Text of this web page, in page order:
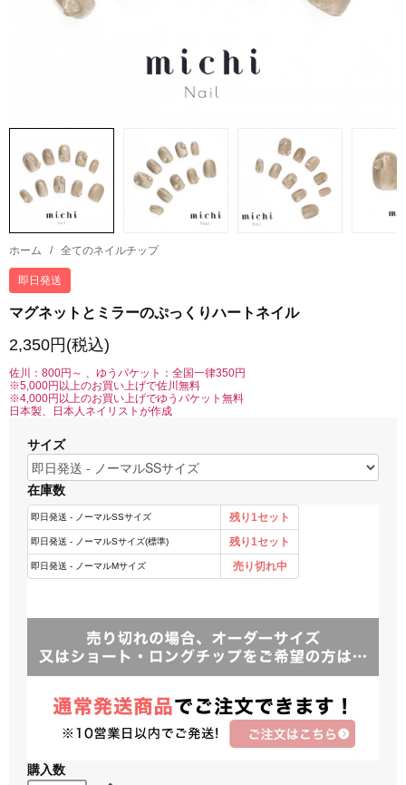
ホーム / 全てのネイルチップ
即日発送
マグネットとミラーのぷっくりハートネイル
2,350円(税込)
佐川：800円～ 、ゆうパケット：全国一律350円
※5,000円以上のお買い上げで佐川無料
※4,000円以上のお買い上げでゆうパケット無料
日本製、日本人ネイリストが作成
サイズ
在庫数
購入数